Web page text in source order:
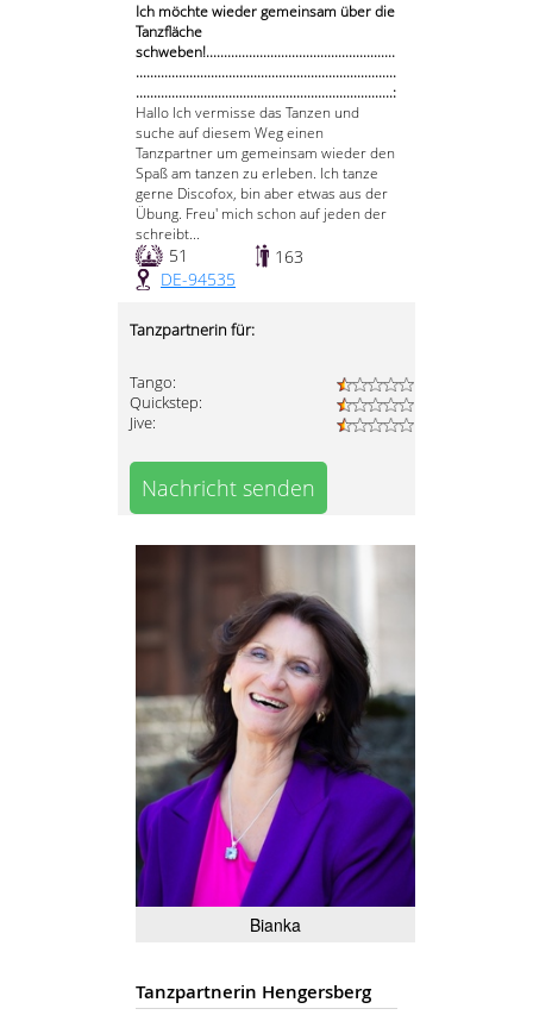
Ich möchte wieder gemeinsam über die
Tanzfläche
schweben!.....................................................
.........................................................................
........................................................................:
Hallo Ich vermisse das Tanzen und
suche auf diesem Weg einen
Tanzpartner um gemeinsam wieder den
Spaß am tanzen zu erleben. Ich tanze
gerne Discofox, bin aber etwas aus der
Übung. Freu' mich schon auf jeden der
schreibt...
51
163
DE-94535
Tanzpartnerin für:
Tango:
Quickstep:
Jive:
Nachricht senden
Bianka
Tanzpartnerin Hengersberg